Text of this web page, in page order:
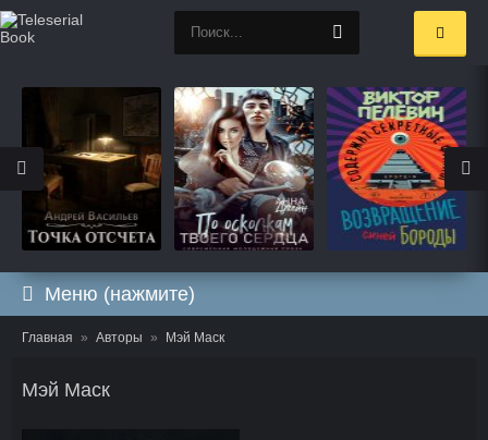
Меню (нажмите)
Главная Авторы Мэй Маск
Мэй Маск